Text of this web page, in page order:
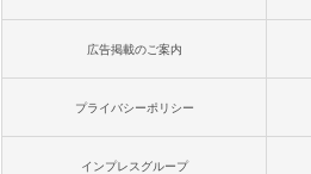
広告掲載のご案内
プライバシーポリシー
インプレスグループ